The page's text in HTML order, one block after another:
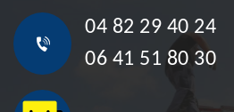
04 82 29 40 24
06 41 51 80 30